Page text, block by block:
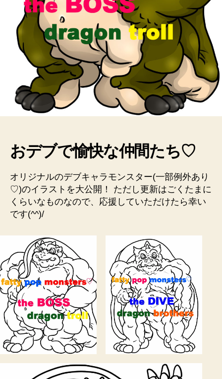
おデブで愉快な仲間たち♡
オリジナルのデブキャラモンスター(一部例外あり
♡)のイラストを大公開！ ただし更新はごくたまに
くらいなものなので、応援していただけたら幸い
です(^^)/